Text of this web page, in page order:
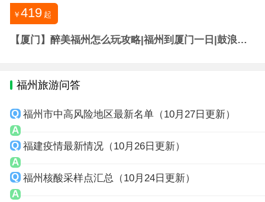
￥419 起
【厦门】醉美福州怎么玩攻略|福州到厦门一日|鼓浪屿
福州旅游问答
福州市中高风险地区最新名单（10月27日更新）
福建疫情最新情况（10月26日更新）
福州核酸采样点汇总（10月24日更新）